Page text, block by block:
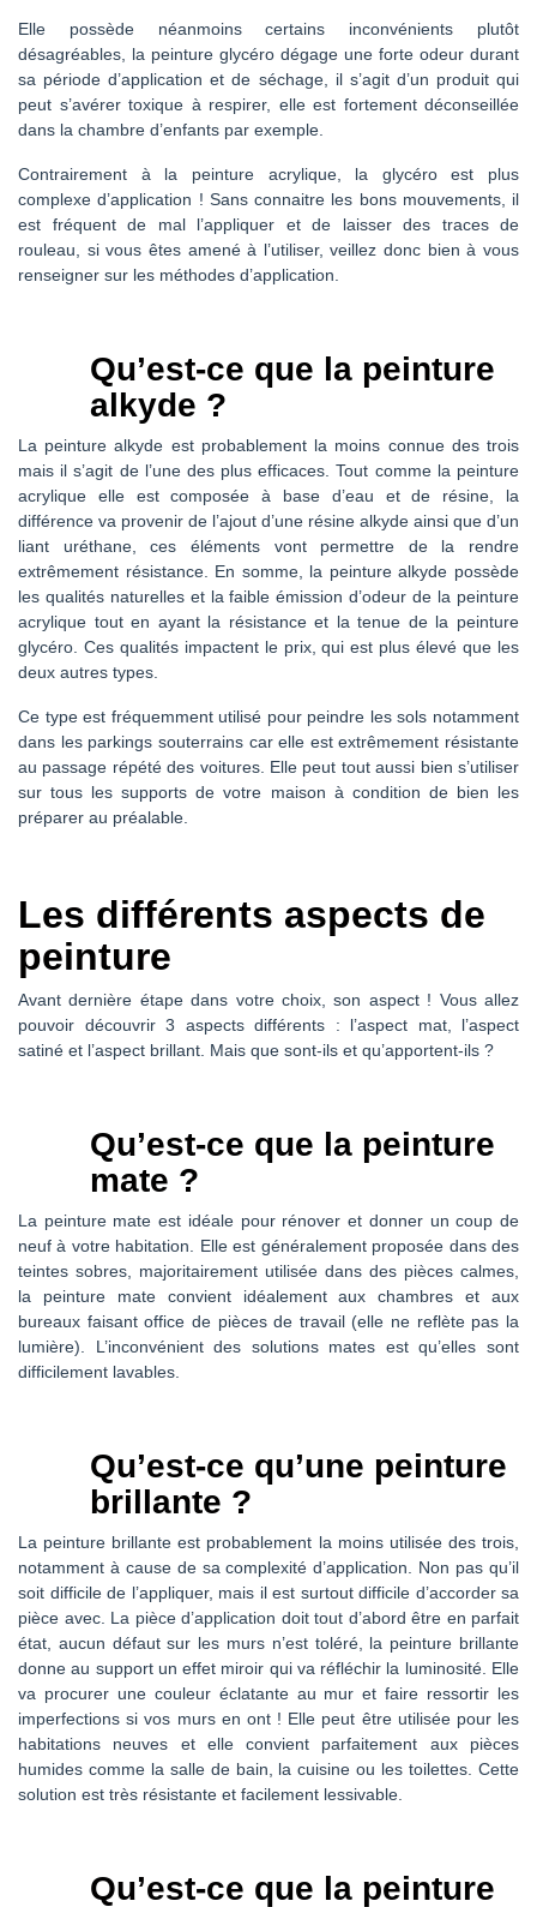
Elle possède néanmoins certains inconvénients plutôt
désagréables, la peinture glycéro dégage une forte odeur durant
sa période d’application et de séchage, il s’agit d’un produit qui
peut s’avérer toxique à respirer, elle est fortement déconseillée
dans la chambre d’enfants par exemple.
Contrairement à la peinture acrylique, la glycéro est plus
complexe d’application ! Sans connaitre les bons mouvements, il
est fréquent de mal l’appliquer et de laisser des traces de
rouleau, si vous êtes amené à l’utiliser, veillez donc bien à vous
renseigner sur les méthodes d’application.
Qu’est-ce que la peinture
alkyde ?
La peinture alkyde est probablement la moins connue des trois
mais il s’agit de l’une des plus efficaces. Tout comme la peinture
acrylique elle est composée à base d’eau et de résine, la
différence va provenir de l’ajout d’une résine alkyde ainsi que d’un
liant uréthane, ces éléments vont permettre de la rendre
extrêmement résistance. En somme, la peinture alkyde possède
les qualités naturelles et la faible émission d’odeur de la peinture
acrylique tout en ayant la résistance et la tenue de la peinture
glycéro. Ces qualités impactent le prix, qui est plus élevé que les
deux autres types.
Ce type est fréquemment utilisé pour peindre les sols notamment
dans les parkings souterrains car elle est extrêmement résistante
au passage répété des voitures. Elle peut tout aussi bien s’utiliser
sur tous les supports de votre maison à condition de bien les
préparer au préalable.
Les différents aspects de
peinture
Avant dernière étape dans votre choix, son aspect ! Vous allez
pouvoir découvrir 3 aspects différents : l’aspect mat, l’aspect
satiné et l’aspect brillant. Mais que sont-ils et qu’apportent-ils ?
Qu’est-ce que la peinture
mate ?
La peinture mate est idéale pour rénover et donner un coup de
neuf à votre habitation. Elle est généralement proposée dans des
teintes sobres, majoritairement utilisée dans des pièces calmes,
la peinture mate convient idéalement aux chambres et aux
bureaux faisant office de pièces de travail (elle ne reflète pas la
lumière). L’inconvénient des solutions mates est qu’elles sont
difficilement lavables.
Qu’est-ce qu’une peinture
brillante ?
La peinture brillante est probablement la moins utilisée des trois,
notamment à cause de sa complexité d’application. Non pas qu’il
soit difficile de l’appliquer, mais il est surtout difficile d’accorder sa
pièce avec. La pièce d’application doit tout d’abord être en parfait
état, aucun défaut sur les murs n’est toléré, la peinture brillante
donne au support un effet miroir qui va réfléchir la luminosité. Elle
va procurer une couleur éclatante au mur et faire ressortir les
imperfections si vos murs en ont ! Elle peut être utilisée pour les
habitations neuves et elle convient parfaitement aux pièces
humides comme la salle de bain, la cuisine ou les toilettes. Cette
solution est très résistante et facilement lessivable.
Qu’est-ce que la peinture